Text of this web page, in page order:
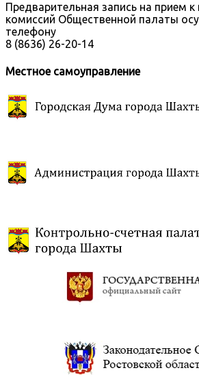
Предварительная запись на прием
комиссий Общественной палаты
телефону
8 (8636) 26-20-14
Местное самоуправление